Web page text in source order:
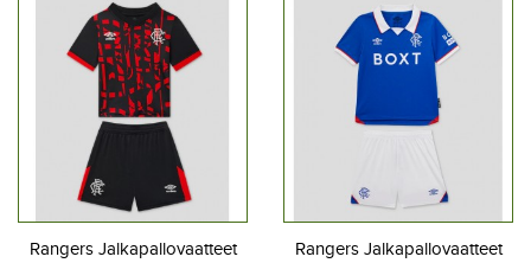
Rangers Jalkapallovaatteet
Rangers Jalkapallovaatteet